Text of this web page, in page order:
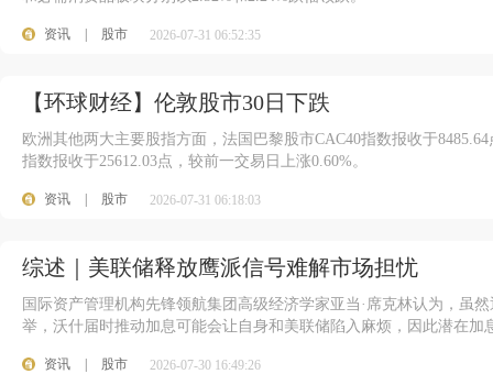
资讯 股市 2026-07-31 06:52:35
【环球财经】伦敦股市30日下跌
欧洲其他两大主要股指方面，法国巴黎股市CAC40指数报收于
指数报收于25612.03点，较前一交易日上涨0.60%。
资讯 股市 2026-07-31 06:18:03
综述｜美联储释放鹰派信号难解市场担忧
国际资产管理机构先锋领航集团高级经济学家亚当·席克林认为，虽
举，沃什届时推动加息可能会让自身和美联储陷入麻烦，因此潜在加
资讯 股市 2026-07-30 16:49:26